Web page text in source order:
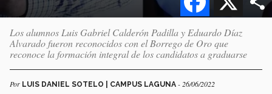
Los alumnos Luis Gabriel Calderón Padilla y Eduardo Díaz
Alvarado fueron reconocidos con el Borrego de Oro que
reconoce la formación integral de los candidatos a graduarse
Por LUIS DANIEL SOTELO | CAMPUS LAGUNA - 26/06/2022